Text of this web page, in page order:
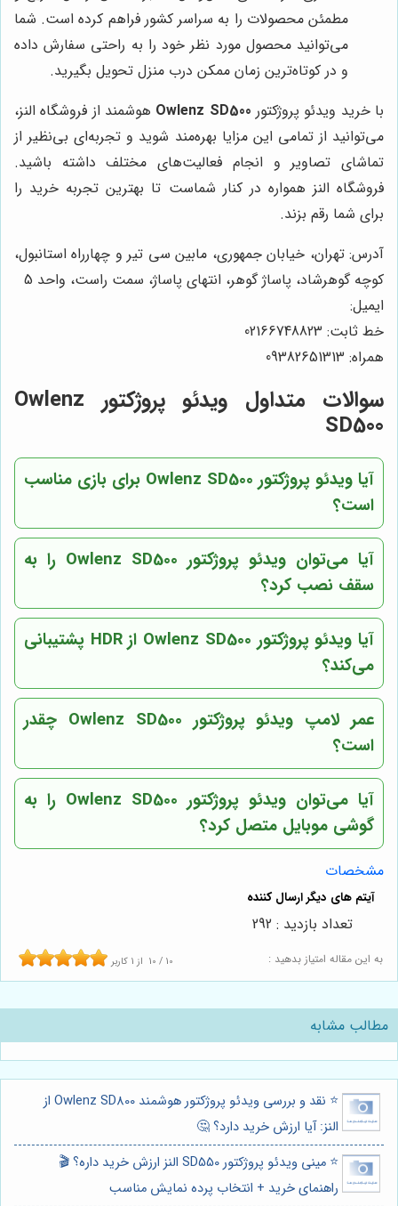
مطمئن محصولات را به سراسر کشور فراهم کرده است. شما
می‌توانید محصول مورد نظر خود را به راحتی سفارش داده
و در کوتاه‌ترین زمان ممکن درب منزل تحویل بگیرید.
با خرید ویدئو پروژکتور Owlenz SD500 هوشمند از فروشگاه النز،
می‌توانید از تمامی این مزایا بهره‌مند شوید و تجربه‌ای بی‌نظیر از
تماشای تصاویر و انجام فعالیت‌های مختلف داشته باشید.
فروشگاه النز همواره در کنار شماست تا بهترین تجربه خرید را
برای شما رقم بزند.
آدرس: تهران، خیابان جمهوری، مابین سی تیر و چهارراه استانبول،
کوچه گوهرشاد، پاساژ گوهر، انتهای پاساژ، سمت راست، واحد 5
ایمیل:
خط ثابت: 02166748823
همراه: 09382651313
سوالات متداول ویدئو پروژکتور Owlenz
SD500
آیا ویدئو پروژکتور Owlenz SD500 برای بازی مناسب
است؟
آیا می‌توان ویدئو پروژکتور Owlenz SD500 را به
سقف نصب کرد؟
آیا ویدئو پروژکتور Owlenz SD500 از HDR پشتیبانی
می‌کند؟
عمر لامپ ویدئو پروژکتور Owlenz SD500 چقدر
است؟
آیا می‌توان ویدئو پروژکتور Owlenz SD500 را به
گوشی موبایل متصل کرد؟
مشخصات
به این مقاله امتیاز بدهید : 10 / 10 از 1 کاربر
تعداد بازدید : 292
مطالب مشابه
⭐️ نقد و بررسی ویدئو پروژکتور هوشمند Owlenz SD800 از
النز: آیا ارزش خرید دارد؟ 🤔
⭐️ مینی ویدئو پروژکتور SD550 النز ارزش خرید داره؟ 🎬
راهنمای خرید + انتخاب پرده نمایش مناسب